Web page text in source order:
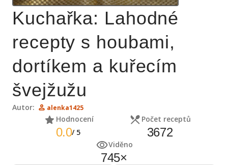
Kuchařka: Lahodné
recepty s houbami,
dortíkem a kuřecím
švejžužu
Autor: alenka1425
Hodnocení
0.0/ 5
Počet receptů
3672
Viděno
745×